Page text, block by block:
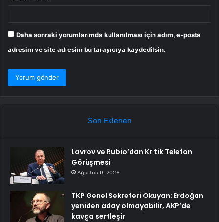
Daha sonraki yorumlarımda kullanılması için adım, e-posta
adresim ve site adresim bu tarayıcıya kaydedilsin.
Son Eklenen
Lavrov ve Rubio’dan Kritik Telefon
Görüşmesi
Ağustos 9, 2026
TKP Genel Sekreteri Okuyan: Erdoğan
yeniden aday olmayabilir, AKP’de
kavga sertleşir